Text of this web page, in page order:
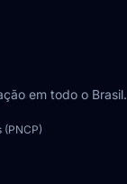
em todo o Brasil.